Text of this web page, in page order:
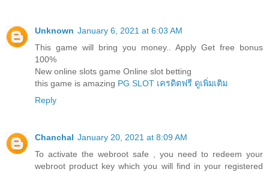
Unknown January 6, 2021 at 6:03 AM
This game will bring you money.. Apply Get free bonus
100%
New online slots game Online slot betting
this game is amazing PG SLOT เครดิตฟรี ดูเพิ่มเติม
Reply
Chanchal January 20, 2021 at 8:09 AM
To activate the webroot safe , you need to redeem your
webroot product key which you will find in your registered